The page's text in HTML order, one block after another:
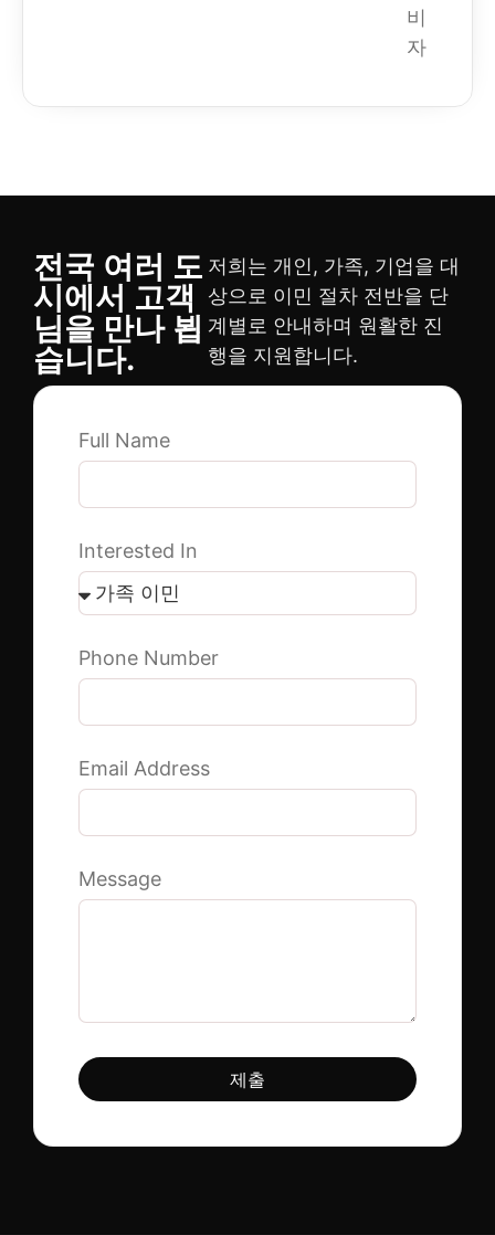
비
자
전국 여러 도
시에서 고객
님을 만나 뵙
습니다.
저희는 개인, 가족, 기업을 대
상으로 이민 절차 전반을 단
계별로 안내하며 원활한 진
행을 지원합니다.
Full Name
Interested In
Phone Number
Email Address
Message
제출